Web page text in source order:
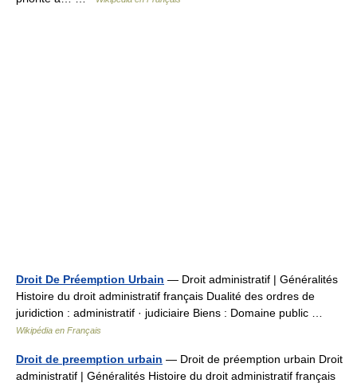
Droit De Préemption Urbain — Droit administratif | Généralités
Histoire du droit administratif français Dualité des ordres de
juridiction : administratif · judiciaire Biens : Domaine public …
Wikipédia en Français
Droit de preemption urbain — Droit de préemption urbain Droit
administratif | Généralités Histoire du droit administratif français